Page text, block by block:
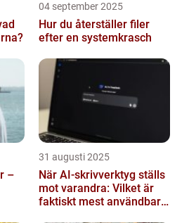
04 september 2025
Hur du återställer filer
efter en systemkrasch
–
31 augusti 2025
När AI-skrivverktyg ställs
mot varandra: Vilket är
faktiskt mest användbart